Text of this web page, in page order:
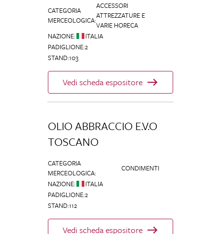
CATEGORIA
MERCEOLOGICA:
ACCESSORI
ATTREZZATURE E
VARIE HORECA
NAZIONE:
ITALIA
PADIGLIONE:2
STAND:103
Vedi scheda espositore
OLIO ABBRACCIO E.V.O
TOSCANO
CATEGORIA
MERCEOLOGICA:
CONDIMENTI
NAZIONE:
ITALIA
PADIGLIONE:2
STAND:112
Vedi scheda espositore